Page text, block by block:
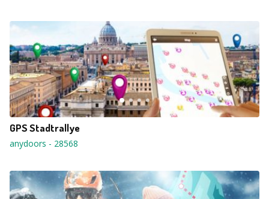
GPS Stadtrallye
anydoors - 28568